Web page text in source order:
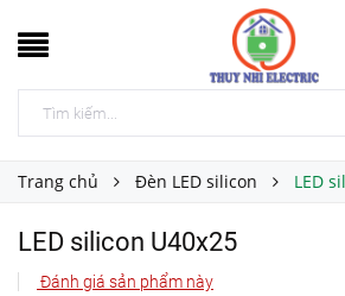
Trang chủ Đèn LED silicon LED
LED silicon U40x25
Đánh giá sản phẩm này